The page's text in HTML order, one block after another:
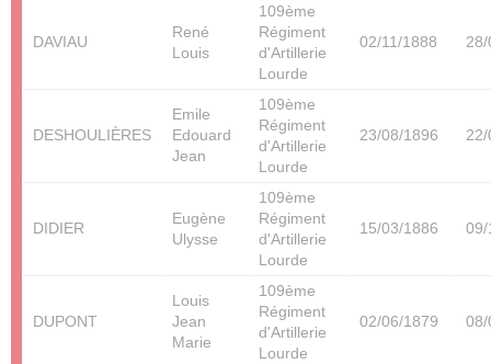
DAVIAU
René
Louis
109ème
Régiment
d'Artillerie
Lourde
02/11/1888 28/
DESHOULIÈRES
Emile
Edouard
Jean
109ème
Régiment
d'Artillerie
Lourde
23/08/1896 22/
DIDIER
Eugène
Ulysse
109ème
Régiment
d'Artillerie
Lourde
15/03/1886 09/
DUPONT
Louis
Jean
Marie
109ème
Régiment
d'Artillerie
Lourde
02/06/1879 08/